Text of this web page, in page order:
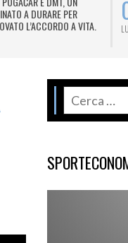
A DURARE PER
L’ACCORDO A VITA.